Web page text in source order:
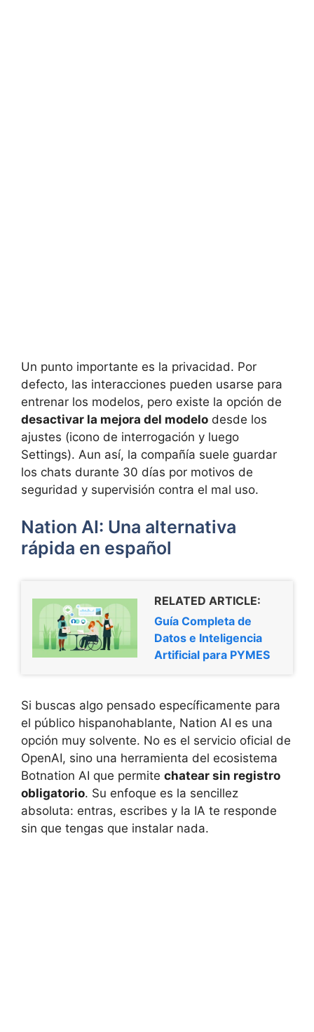
Un punto importante es la privacidad. Por
defecto, las interacciones pueden usarse para
entrenar los modelos, pero existe la opción de
desactivar la mejora del modelo desde los
ajustes (icono de interrogación y luego
Settings). Aun así, la compañía suele guardar
los chats durante 30 días por motivos de
seguridad y supervisión contra el mal uso.
Nation AI: Una alternativa
rápida en español
RELATED ARTICLE:
Guía Completa de
Datos e Inteligencia
Artificial para PYMES
Si buscas algo pensado específicamente para
el público hispanohablante, Nation AI es una
opción muy solvente. No es el servicio oficial de
OpenAI, sino una herramienta del ecosistema
Botnation AI que permite chatear sin registro
obligatorio. Su enfoque es la sencillez
absoluta: entras, escribes y la IA te responde
sin que tengas que instalar nada.